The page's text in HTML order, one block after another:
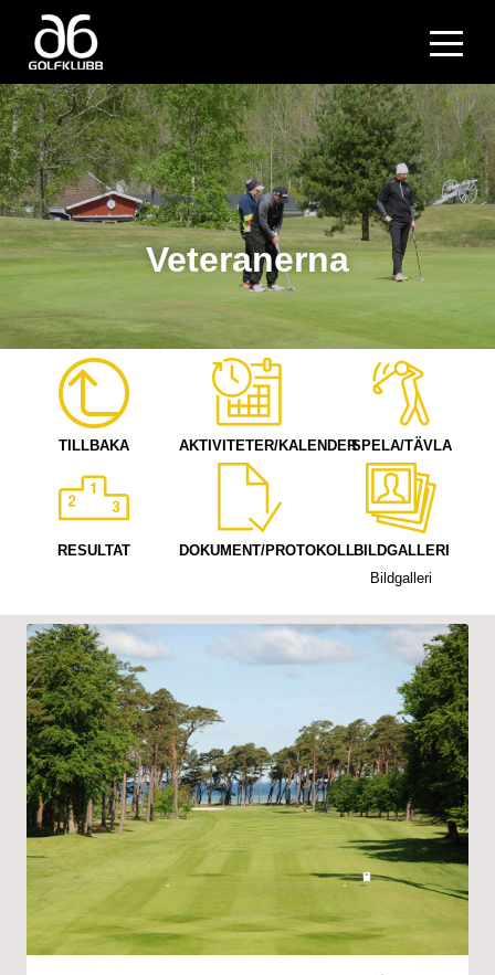
Veteranerna
TILLBAKA AKTIVITETER/KALENDERSPELA/TÄVLA
RESULTAT DOKUMENT/PROTOKOLLBILDGALLERI
Bildgalleri